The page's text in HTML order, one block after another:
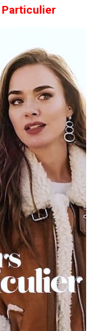
Particulier